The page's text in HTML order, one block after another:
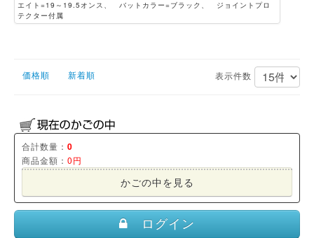
エイト=19～19.5オンス、 バットカラー=ブラック、 ジョイントプロ
テクター付属
価格順 新着順 表示件数
合計数量： 0
商品金額： 0円
かごの中を見る
ログイン